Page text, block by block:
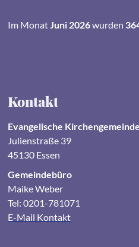
Im MonatJuni 2026wurden
Kontakt
Evangelische
Julienstraße 39
45130 Essen
Gemeindebüro
Maike Weber
Tel: 0201-781071
E-Mail Kontakt